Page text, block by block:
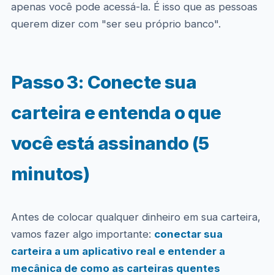
apenas você pode acessá-la. É isso que as pessoas
querem dizer com "ser seu próprio banco".
Passo 3: Conecte sua
carteira e entenda o que
você está assinando (5
minutos)
Antes de colocar qualquer dinheiro em sua carteira,
vamos fazer algo importante: conectar sua
carteira a um aplicativo real e entender a
mecânica de como as carteiras quentes